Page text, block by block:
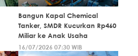
Bangun Kapal Chemical
Tanker, SMDR Kucurkan Rp460
Miliar ke Anak Usaha
16/07/2026 07:30 WIB